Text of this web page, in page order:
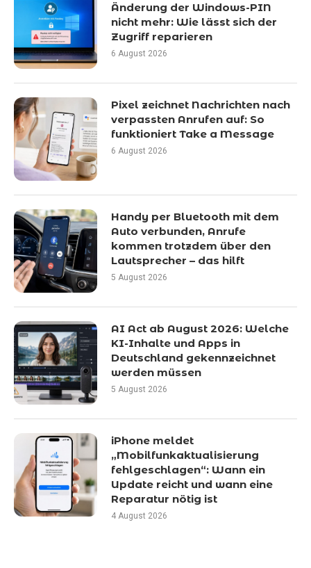
Änderung der Windows-PIN
nicht mehr: Wie lässt sich der
Zugriff reparieren
6 August 2026
Pixel zeichnet Nachrichten nach
verpassten Anrufen auf: So
funktioniert Take a Message
6 August 2026
Handy per Bluetooth mit dem
Auto verbunden, Anrufe
kommen trotzdem über den
Lautsprecher – das hilft
5 August 2026
AI Act ab August 2026: Welche
KI-Inhalte und Apps in
Deutschland gekennzeichnet
werden müssen
5 August 2026
iPhone meldet
„Mobilfunkaktualisierung
fehlgeschlagen“: Wann ein
Update reicht und wann eine
Reparatur nötig ist
4 August 2026